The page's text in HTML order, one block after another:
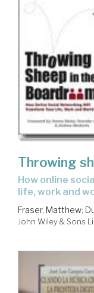
Throwing
how online social networking will transform your
life, work and
Fraser, Matthew;
John Wiley & Sons